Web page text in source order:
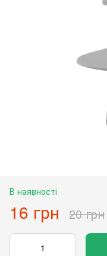
В наявності
16 грн 20 грн